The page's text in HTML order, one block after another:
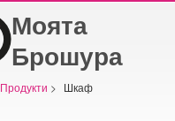
Моята
Брошура
Продукти > Шкаф